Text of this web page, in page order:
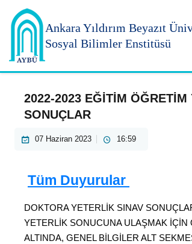
Ankara Yıldırım Beyazıt
Sosyal Bilimler Enstitüsü
2022-2023 EĞİTİM
SONUÇLAR
07 Haziran 2023 16:59
Tüm Duyurular
DOKTORA YETERLİK SINAV
YETERLİK SONUCUNA ULAŞMAK
ALTINDA, GENEL BİLGİLER ALT